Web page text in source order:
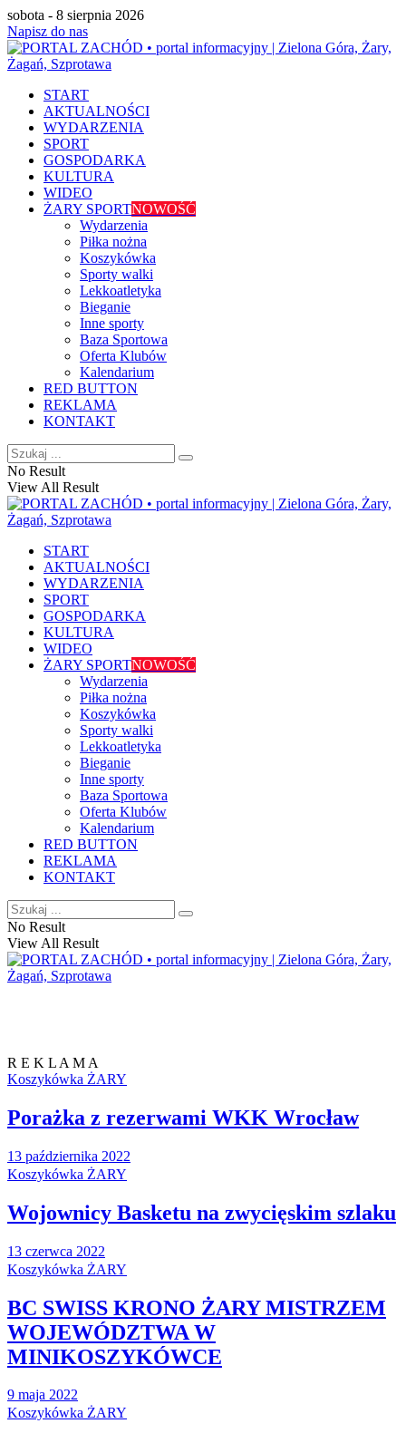
sobota - 8 sierpnia 2026
Napisz do nas
START
AKTUALNOŚCI
WYDARZENIA
SPORT
GOSPODARKA
KULTURA
WIDEO
ŻARY SPORTNOWOŚĆ
Wydarzenia
Piłka nożna
Koszykówka
Sporty walki
Lekkoatletyka
Bieganie
Inne sporty
Baza Sportowa
Oferta Klubów
Kalendarium
RED BUTTON
REKLAMA
KONTAKT
No Result
View All Result
START
AKTUALNOŚCI
WYDARZENIA
SPORT
GOSPODARKA
KULTURA
WIDEO
ŻARY SPORTNOWOŚĆ
Wydarzenia
Piłka nożna
Koszykówka
Sporty walki
Lekkoatletyka
Bieganie
Inne sporty
Baza Sportowa
Oferta Klubów
Kalendarium
RED BUTTON
REKLAMA
KONTAKT
No Result
View All Result
R E K L A M A
Koszykówka ŻARY
Porażka z rezerwami WKK Wrocław
13 października 2022
Koszykówka ŻARY
Wojownicy Basketu na zwycięskim szlaku
13 czerwca 2022
Koszykówka ŻARY
BC SWISS KRONO ŻARY MISTRZEM
WOJEWÓDZTWA W
MINIKOSZYKÓWCE
9 maja 2022
Koszykówka ŻARY